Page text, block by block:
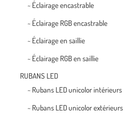
~ Éclairage encastrable
~ Éclairage RGB encastrable
~ Éclairage en saillie
~ Éclairage RGB en saillie
RUBANS LED
~ Rubans LED unicolor intérieurs
~ Rubans LED unicolor extérieurs